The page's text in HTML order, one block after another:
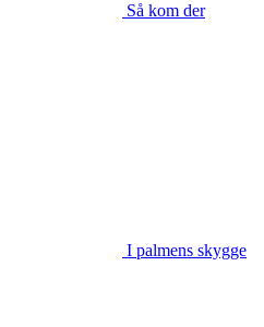
Så kom der
I palmens skygge